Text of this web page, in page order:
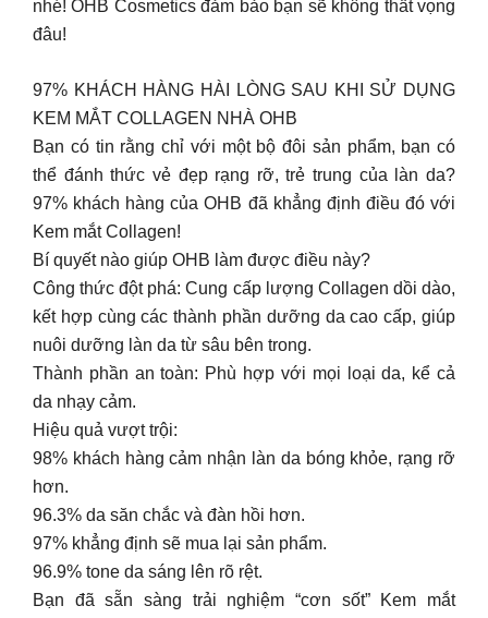
nhé! OHB Cosmetics đảm bảo bạn sẽ không thất vọng
đâu!
97% KHÁCH HÀNG HÀI LÒNG SAU KHI SỬ DỤNG
KEM MẮT COLLAGEN NHÀ OHB
Bạn có tin rằng chỉ với một bộ đôi sản phẩm, bạn có
thể đánh thức vẻ đẹp rạng rỡ, trẻ trung của làn da?
97% khách hàng của OHB đã khẳng định điều đó với
Kem mắt Collagen!
Bí quyết nào giúp OHB làm được điều này?
Công thức đột phá: Cung cấp lượng Collagen dồi dào,
kết hợp cùng các thành phần dưỡng da cao cấp, giúp
nuôi dưỡng làn da từ sâu bên trong.
Thành phần an toàn: Phù hợp với mọi loại da, kể cả
da nhạy cảm.
Hiệu quả vượt trội:
98% khách hàng cảm nhận làn da bóng khỏe, rạng rỡ
hơn.
96.3% da săn chắc và đàn hồi hơn.
97% khẳng định sẽ mua lại sản phẩm.
96.9% tone da sáng lên rõ rệt.
Bạn đã sẵn sàng trải nghiệm “cơn sốt” Kem mắt